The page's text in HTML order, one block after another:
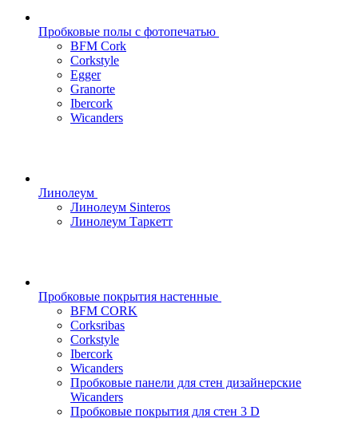
Пробковые полы с фотопечатью
BFM Cork
Corkstyle
Egger
Granorte
Ibercork
Wicanders
Линолеум
Линолеум Sinteros
Линолеум Таркетт
Пробковые покрытия настенные
BFM CORK
Corksribas
Corkstyle
Ibercork
Wicanders
Пробковые панели для стен дизайнерские
Wicanders
Пробковые покрытия для стен 3 D